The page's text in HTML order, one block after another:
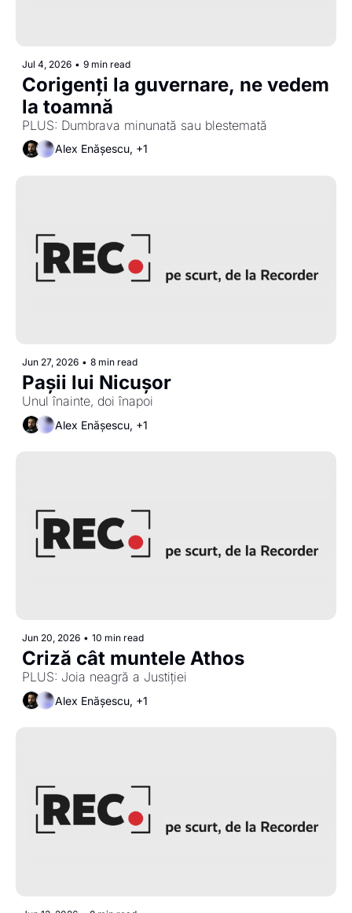
Jul 4, 2026 • 9 min read
Corigenți la guvernare, ne vedem
PLUS: Dumbrava minunată sau blestemată
Alex Enășescu, +1
Jun 27, 2026 • 8 min read
Pașii lui Nicușor
Alex Enășescu, +1
Jun 20, 2026 • 10 min read
PLUS: Joia neagră a Justiției
Alex Enășescu, +1